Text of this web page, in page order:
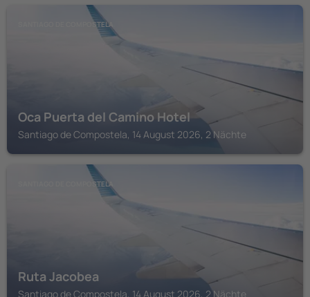
SANTIAGO DE COMPOSTELA
Oca Puerta del Camino Hotel
Santiago de Compostela, 14 August 2026, 2 Nächte
SANTIAGO DE COMPOSTELA
Ruta Jacobea
Santiago de Compostela, 14 August 2026, 2 Nächte